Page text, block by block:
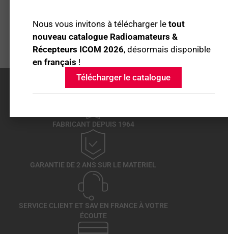
de votre commande
FABRICANT DEPUIS 1964
GARANTIE DE 2 ANS SUR LE MATERIEL
SERVICE CLIENT ET SAV EN FRANCE À VOTRE
ÉCOUTE
Nous vous invitons à télécharger letout
nouveau catalogue Radioamateurs &
Récepteurs ICOM 2026, désormais disponible
en français !
Télécharger le catalogue